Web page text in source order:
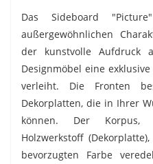
Das Sideboard
außergewöhnlichen
der kunstvolle Aufdruck
Designmöbel eine
verleiht. Die Fronten
Dekorplatten, die in Ihrer
können. Der Korpus,
Holzwerkstoff
bevorzugten Farbe